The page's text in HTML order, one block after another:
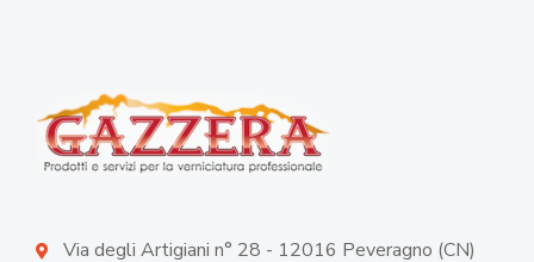
Via degli Artigiani n° 28 - 12016 Peveragno (CN)